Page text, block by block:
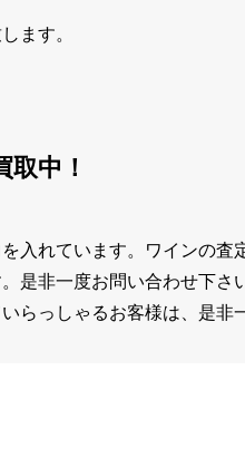
ます。
中！
入れています。ワインの
是非一度お問い合わせ下
っしゃるお客様は、是非